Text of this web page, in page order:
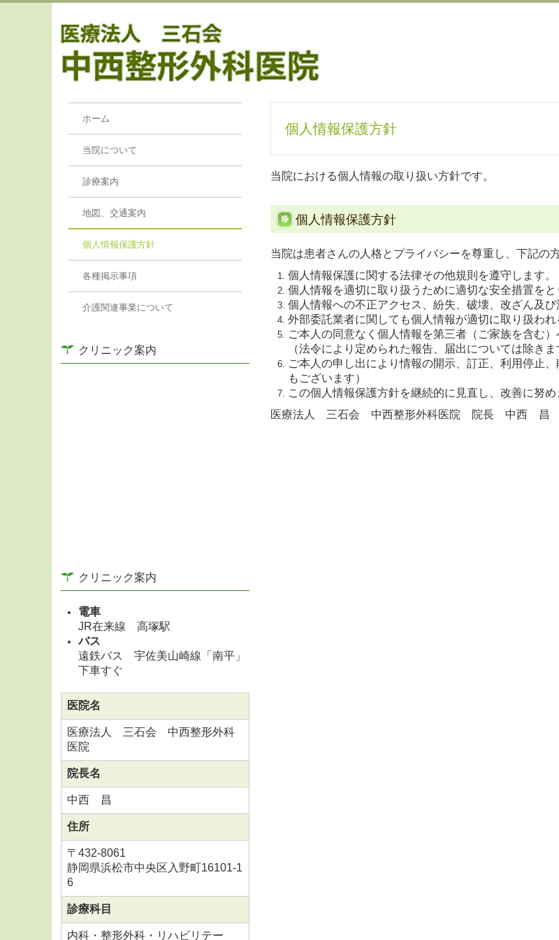
ホーム
当院について
診療案内
地図、交通案内
個人情報保護方針
各種掲示事項
介護関連事業について
クリニック案内
クリニック案内
電車
JR在来線 高塚駅
バス
遠鉄バス 宇佐美山崎線「南平」
下車すぐ
医院名
医療法人 三石会 中西整形外科
医院
院長名
中西 昌
住所
〒 432-8061
静岡県浜松市中央区入野町16101-1
6
診療科目
内科・整形外科・リハビリテー
個人情報保護方針
当院における個人情報の取り扱い方針です。
個人情報保護方針
当院は患者さんの人格とプライバシーを尊重し、下記の
個人情報保護に関する法律その他規則を遵守します。
個人情報を適切に取り扱うために適切な安全措置を
個人情報への不正アクセス、紛失、破壊、改ざん及
外部委託業者に関しても個人情報が適切に取り扱わ
ご本人の同意なく個人情報を第三者（ご家族を含む）
（法令により定められた報告、届出については除きま
ご本人の申し出により情報の開示、訂正、利用停止
もございます）
この個人情報保護方針を継続的に見直し、改善に努め
医療法人 三石会 中西整形外科医院 院長 中西 昌